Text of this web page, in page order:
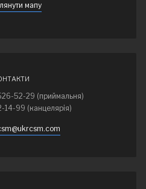
мапу
52-29 (приймальня)
99 (канцелярія)